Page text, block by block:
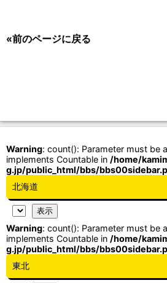
«前のページに戻る
Warning: count(): Parameter must be
implements Countable in /home/
g.jp/public_html/bbs/
北海道
Warning: count(): Parameter must be
implements Countable in /home/
g.jp/public_html/bbs/
東北